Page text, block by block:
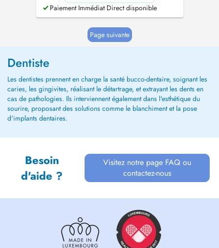
Paiement Immédiat Direct disponible
Page suivante
Dentiste
Les dentistes prennent en charge la santé bucco-dentaire, soignant les
caries, les gingivites, réalisant le détartrage, et extrayant les dents en
cas de pathologies. Ils interviennent également dans l'esthétique du
sourire, proposant des solutions comme le blanchiment et la pose
d'implants dentaires.
Besoin
d'aide ?
Visitez notre page FAQ ou
contactez-nous